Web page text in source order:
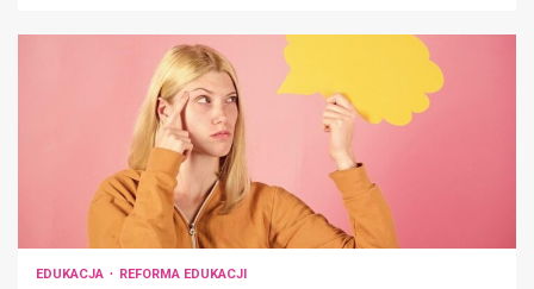
EDUKACJA REFORMA EDUKACJI